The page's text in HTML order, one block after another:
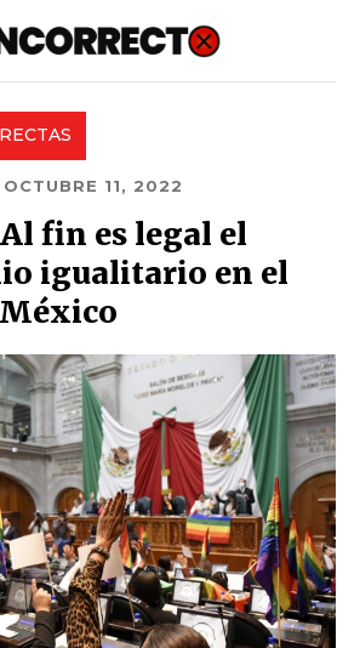
OCTUBRE 11, 2022
fin es legal el
igualitario en el